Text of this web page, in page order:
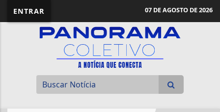
ENTRAR 07 DE AGOSTO DE 2026